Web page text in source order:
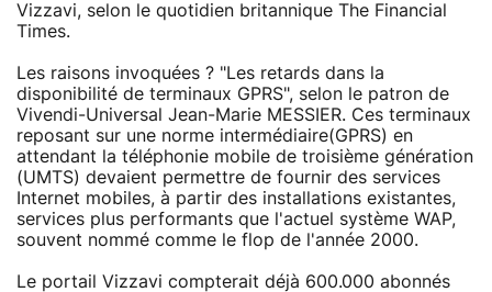
Vizzavi, selon le quotidien britannique The Financial
Times.
Les raisons invoquées ? "Les retards dans la
disponibilité de terminaux GPRS", selon le patron de
Vivendi-Universal Jean-Marie MESSIER. Ces terminaux
reposant sur une norme intermédiaire(GPRS) en
attendant la téléphonie mobile de troisième génération
(UMTS) devaient permettre de fournir des services
Internet mobiles, à partir des installations existantes,
services plus performants que l'actuel système WAP,
souvent nommé comme le flop de l'année 2000.
Le portail Vizzavi compterait déjà 600.000 abonnés